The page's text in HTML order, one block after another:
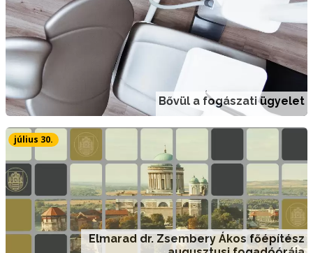
Bővül a fogászati ügyelet
Elmarad dr. Zsembery Ákos főépítész
július 30.